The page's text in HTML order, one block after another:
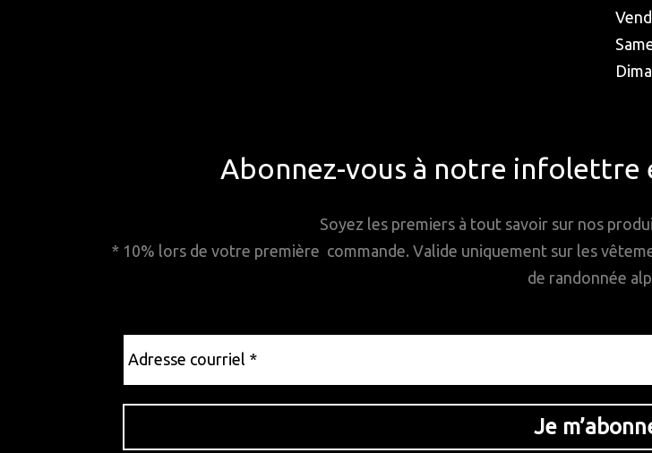
Abonnez-vous à notre infolettre
Soyez les premiers à tout savoir sur nos
* 10% lors de votre première commande. Valide uniquement sur les
de randonnée
courriel